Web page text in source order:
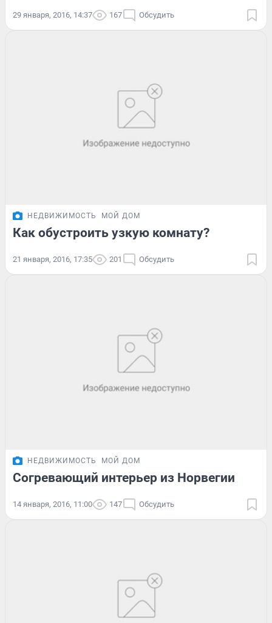
29 января, 2016, 14:37 167 Обсудить
НЕДВИЖИМОСТЬ МОЙ ДОМ
Как обустроить узкую комнату?
21 января, 2016, 17:35 201 Обсудить
НЕДВИЖИМОСТЬ МОЙ ДОМ
Согревающий интерьер из Норвегии
14 января, 2016, 11:00 147 Обсудить